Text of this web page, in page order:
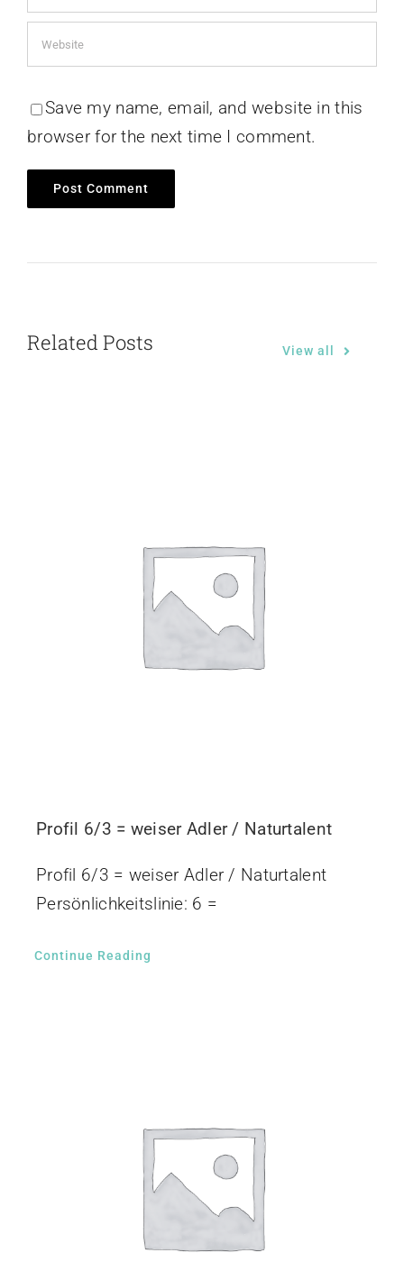
Save my name, email, and website in this
browser for the next time I comment.
Related Posts View all
Profil 6/3 = weiser Adler / Naturtalent
Profil 6/3 = weiser Adler / Naturtalent
Persönlichkeitslinie: 6 =
Continue Reading